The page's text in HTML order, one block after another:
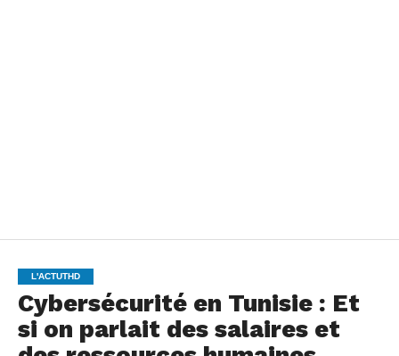
L'ACTUTHD
Cybersécurité en Tunisie : Et
si on parlait des salaires et